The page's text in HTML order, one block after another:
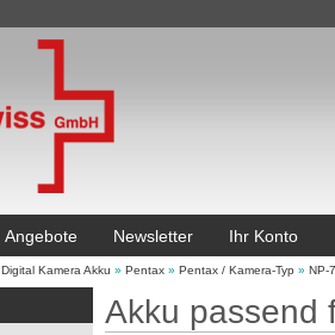
Angebote Newsletter Ihr Konto
Digital Kamera Akku » Pentax » Pentax / Kamera-Typ » NP-
Akku passend